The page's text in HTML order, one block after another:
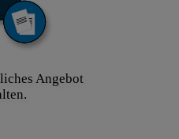
Angebot